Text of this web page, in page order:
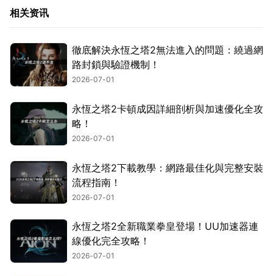
相关资讯
徹底解決永恆之塔2無法進入的問題：繞過網
路封鎖與驗證機制！
2026-07-01
永恆之塔2卡頓成因詳細剖析與加速優化全攻
略！
2026-07-01
永恆之塔2下載教學：網路最佳化與完整安裝
流程指南！
2026-07-01
永恆之塔2全新職業拳皇登場！UU加速器連
線優化完全攻略！
2026-07-01